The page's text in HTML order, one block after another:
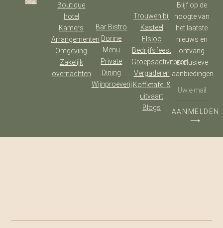
Boutique
hotel
Kamers
Arrangementen
Omgeving
Zakelijk
overnachten
Bar Bistro
Dorine
Menu
Private
Dining
Wijnproeverij
Trouwen bij
Kasteel
Elsloo
Bedrijfsfeest
Groepsactiviteiten
Vergaderen
Koffietafel &
uitvaart
Blogs
Blijf op de
hoogte van
het laatste
nieuws en
ontvang
exclusieve
aanbiedingen.
AANMELDEN
⟶